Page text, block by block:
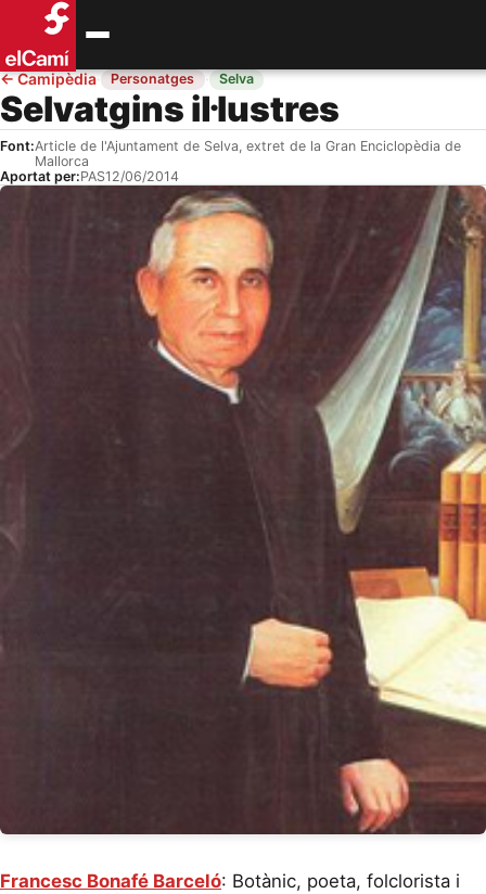
←Camipèdia· Personatges · Selva
Selvatgins il·lustres
Font:Article de l'Ajuntament de Selva, extret de la Gran Enciclopèdia de
Mallorca
Aportat per:PAS12/06/2014
Francesc Bonafé Barceló: Botànic, poeta, folclorista i